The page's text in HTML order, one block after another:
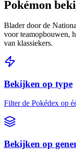
Pokémon
Blader door de
voor teamopbouwen,
van klassiekers.
Bekijken op type
Filter de Pokédex op
Bekijken op